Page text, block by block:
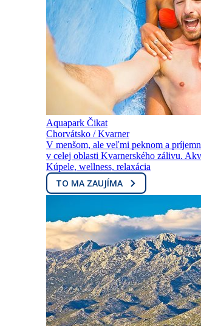
Aquapark Čikat
Chorvátsko / Kvarner
V menšom, ale veľmi peknom a
v celej oblasti Kvarnerského zálivu.
Kúpele, wellness, relaxácia
TO MA ZAUJÍMA